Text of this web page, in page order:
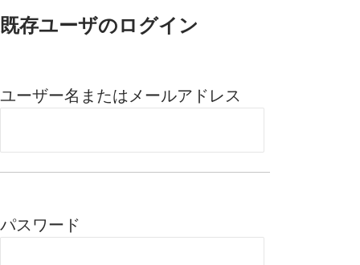
既存ユーザのログイン
ユーザー名またはメールアドレス
パスワード